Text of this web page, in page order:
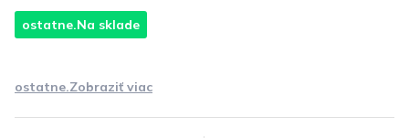
ostatne.Na sklade
ostatne.Zobraziť viac